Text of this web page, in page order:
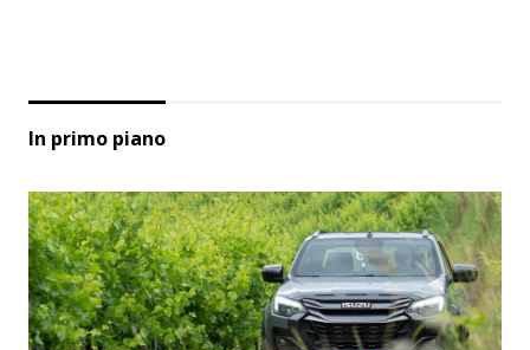
In primo piano